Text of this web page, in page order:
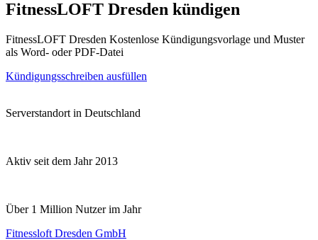
FitnessLOFT Dresden kündigen
FitnessLOFT Dresden Kostenlose Kündigungsvorlage und Muster
als Word- oder PDF-Datei
Kündigungsschreiben ausfüllen
Serverstandort in Deutschland
Aktiv seit dem Jahr 2013
Über 1 Million Nutzer im Jahr
Fitnessloft Dresden GmbH